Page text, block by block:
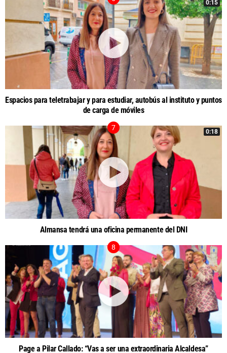
0:15
Espacios para teletrabajar y para estudiar, autobús al instituto y puntos
de carga de móviles
0:18
Almansa tendrá una oficina permanente del DNI
Page a Pilar Callado: “Vas a ser una extraordinaria Alcaldesa”